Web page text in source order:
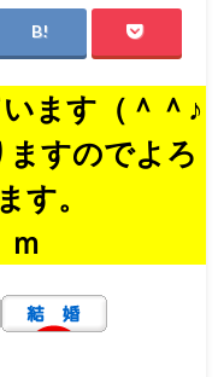
ます（＾＾♪
すのでよろ
す。
ｍ